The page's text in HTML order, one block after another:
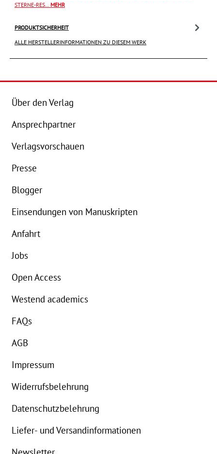
STERNE-RES… MEHR
PRODUKTSICHERHEIT
ALLE HERSTELLERINFORMATIONEN ZU DIESEM WERK
Über den Verlag
Ansprechpartner
Verlagsvorschauen
Presse
Blogger
Einsendungen von Manuskripten
Anfahrt
Jobs
Open Access
Westend academics
FAQs
AGB
Impressum
Widerrufsbelehrung
Datenschutzbelehrung
Liefer- und Versandinformationen